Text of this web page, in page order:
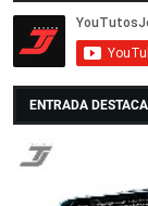
ENTRADA